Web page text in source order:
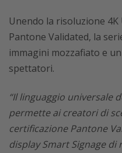
Unendo la risoluzione
Pantone Validated, la
immagini mozzafiato e
spettatori.
“Il linguaggio universale
permette ai creatori di
certificazione Pantone
display Smart Signage